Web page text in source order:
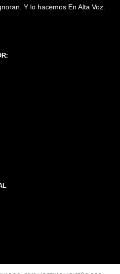
Y lo hacemos En Alta Voz.